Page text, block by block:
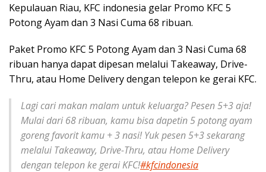
Kepulauan Riau, KFC indonesia gelar Promo KFC 5
Potong Ayam dan 3 Nasi Cuma 68 ribuan.
Paket Promo KFC 5 Potong Ayam dan 3 Nasi Cuma 68
ribuan hanya dapat dipesan melalui Takeaway, Drive-
Thru, atau Home Delivery dengan telepon ke gerai KFC.
Lagi cari makan malam untuk keluarga? Pesen 5+3 aja!
Mulai dari 68 ribuan, kamu bisa dapetin 5 potong ayam
goreng favorit kamu + 3 nasi! Yuk pesen 5+3 sekarang
melalui Takeaway, Drive-Thru, atau Home Delivery
dengan telepon ke gerai KFC!#kfcindonesia